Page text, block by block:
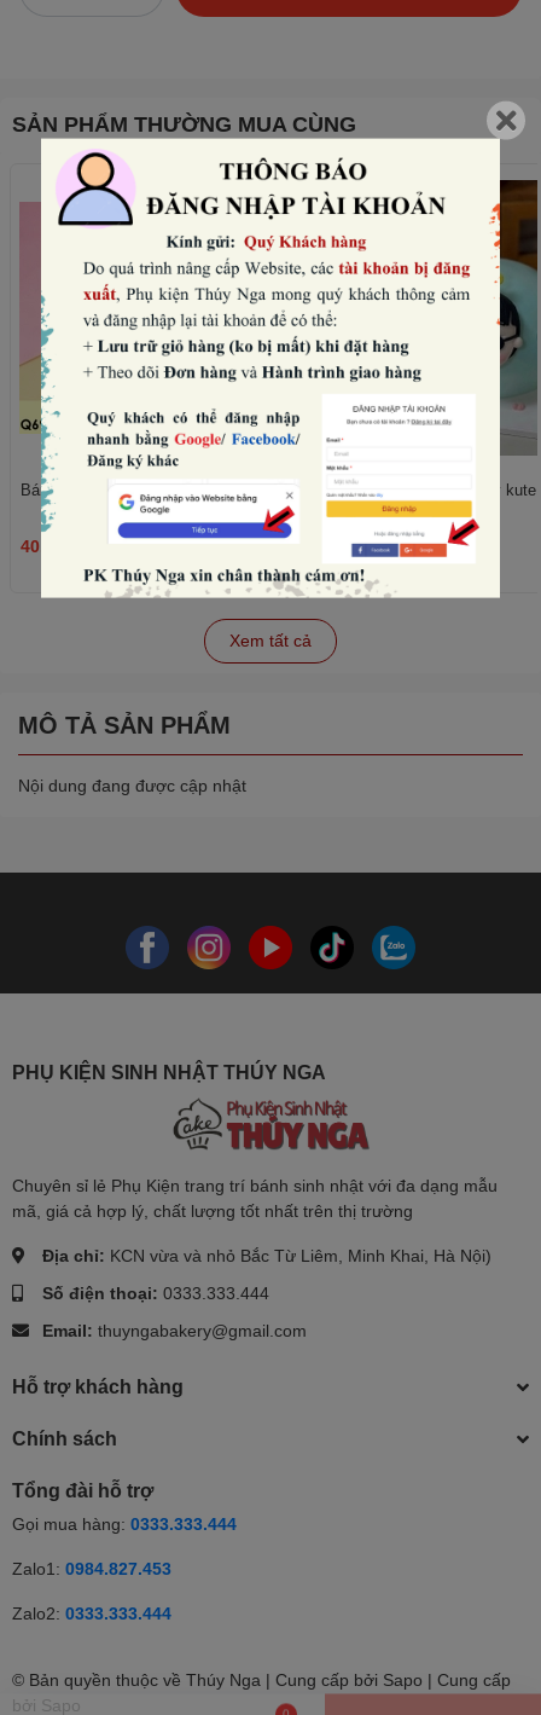
SẢN PHẨM THƯỜNG MUA CÙNG
Bánh quy tim hồng mix mẫu (180gam).
40.000₫
Set nặn mặt, chân, tay kute
45.000₫
Xem tất cả
MÔ TẢ SẢN PHẨM
Nội dung đang được cập nhật
PHỤ KIỆN SINH NHẬT THÚY NGA
Chuyên sỉ lẻ Phụ Kiện trang trí bánh sinh nhật với đa dạng mẫu
mã, giá cả hợp lý, chất lượng tốt nhất trên thị trường
Địa chỉ: KCN vừa và nhỏ Bắc Từ Liêm, Minh Khai, Hà Nội)
Số điện thoại: 0333.333.444
Email: thuyngabakery@gmail.com
Hỗ trợ khách hàng
Chính sách
Tổng đài hỗ trợ
Gọi mua hàng: 0333.333.444
Zalo1: 0984.827.453
Zalo2: 0333.333.444
© Bản quyền thuộc về Thúy Nga | Cung cấp bởi Sapo | Cung cấp
bởi Sapo
Nhắn tin
0
Giỏ hàng
Thêm vào giỏ